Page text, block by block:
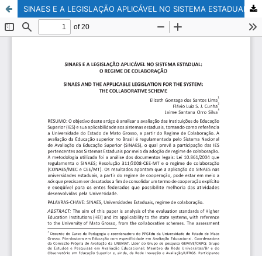
SINAES E A LEGISLAÇÃO APLICÁVEL NO SISTEMA ESTADUAL: O REGIME DE COLABORAÇÃO